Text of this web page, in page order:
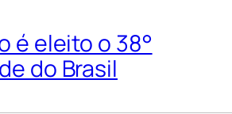
é eleito o 38°
do Brasil